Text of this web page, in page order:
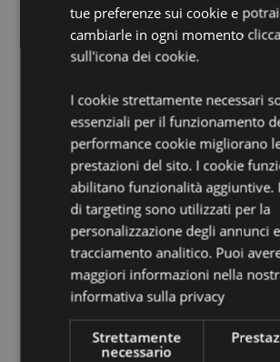
Adatto al Lavaggio a Secco:No
Adatto all'Asciugatrice:No
Informazioni Aggiuntive:
Vuoi informazioni su come inoltrare
utilizzando il sito internet di Puckator?
guida all'acquisto.
Dettagli del Prodotto
Informazioni
Aggiuntive
Altezza 40cm Larghezza
5055071509971
100
0.139000
tue preferenze sui cookie e potrai
cambiarle in ogni momento
sull'icona dei cookie.
I cookie strettamente necessari
essenziali per il funzionamento
performance cookie migliorano
prestazioni del sito. I cookie
abilitano funzionalità aggiuntive.
di targeting sono utilizzati per la
personalizzazione degli annunci
tracciamento analitico. Puoi
maggiori informazioni nella
informativa sulla privacy
Strettamente
necessario